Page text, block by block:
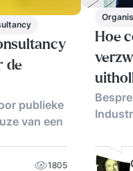
de
publieke
van een
1805
Hoe